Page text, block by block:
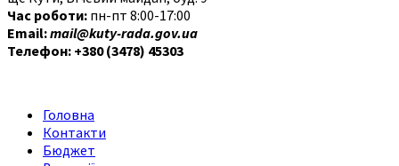
Час роботи: пн-пт 8:00-17:00
Email:mail@kuty-rada.gov.ua
Телефон: +380 (3478) 45303
Головна
Контакти
Бюджет